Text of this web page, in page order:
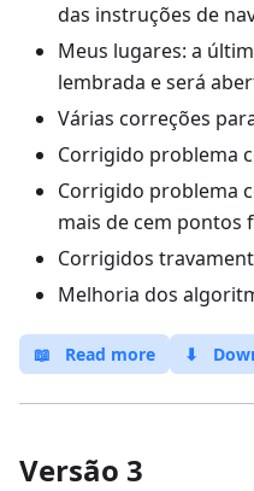
das instruções de
Meus lugares: a
lembrada e será
Várias correções
Corrigido problema
Corrigido problema
mais de cem pontos
Corrigidos
Melhoria dos
📖 Read more ⬇
Versão 3